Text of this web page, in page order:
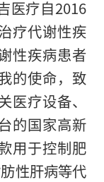
医疗自2016
疗代谢性疾
性疾病患者
的使命，致
疗设备、
台的国家高新
用于控制肥
性肝病等代